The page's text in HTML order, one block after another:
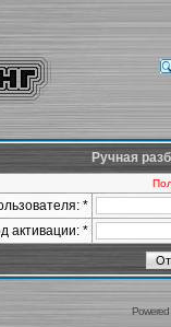
Ручная
*
активации: *